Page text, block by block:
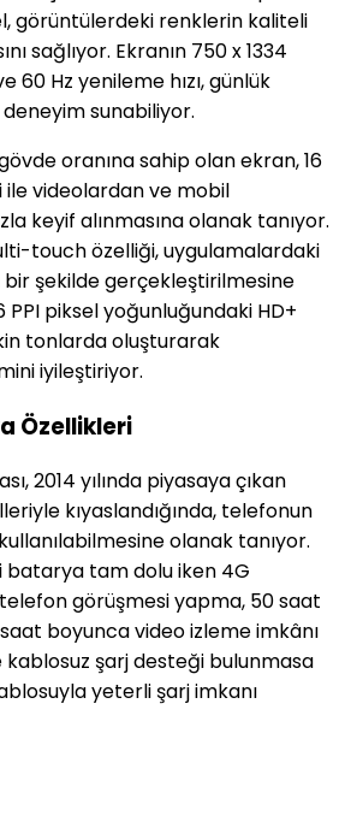
görüntülerdeki renklerin kaliteli
sağlıyor. Ekranın 750 x 1334
60 Hz yenileme hızı, günlük
deneyim sunabiliyor.
oranına sahip olan ekran, 16
videolardan ve mobil
keyif alınmasına olanak tanıyor.
touch özelliği, uygulamalardaki
bir şekilde gerçekleştirilmesine
PPI piksel yoğunluğundaki HD+
tonlarda oluşturarak
iyileştiriyor.
Özellikleri
2014 yılında piyasaya çıkan
kıyaslandığında, telefonun
olanak tanıyor.
batarya tam dolu iken 4G
görüşmesi yapma, 50 saat
boyunca video izleme imkânı
kablosuz şarj desteği bulunmasa
yeterli şarj imkanı